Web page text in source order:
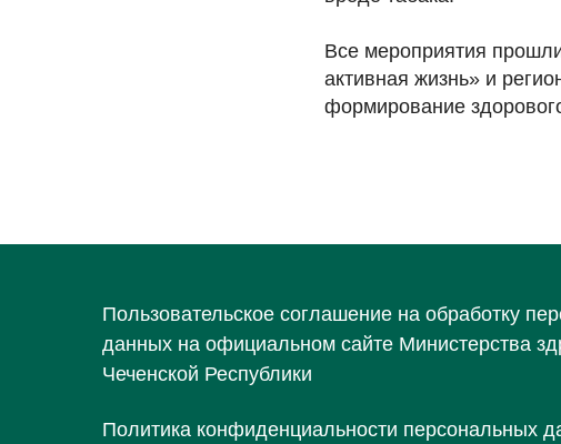
Все мероприятия
активная жизнь» и
формирование
Пользовательское соглашение на обработку
данных на официальном сайте Министерства
Чеченской Республики
Политика конфиденциальности персональных